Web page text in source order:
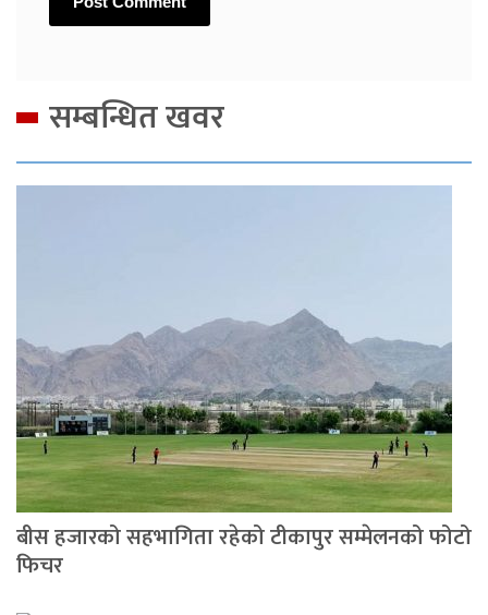
सम्बन्धित खवर
बीस हजारको सहभागिता रहेको टीकापुर सम्मेलनको फोटो
फिचर